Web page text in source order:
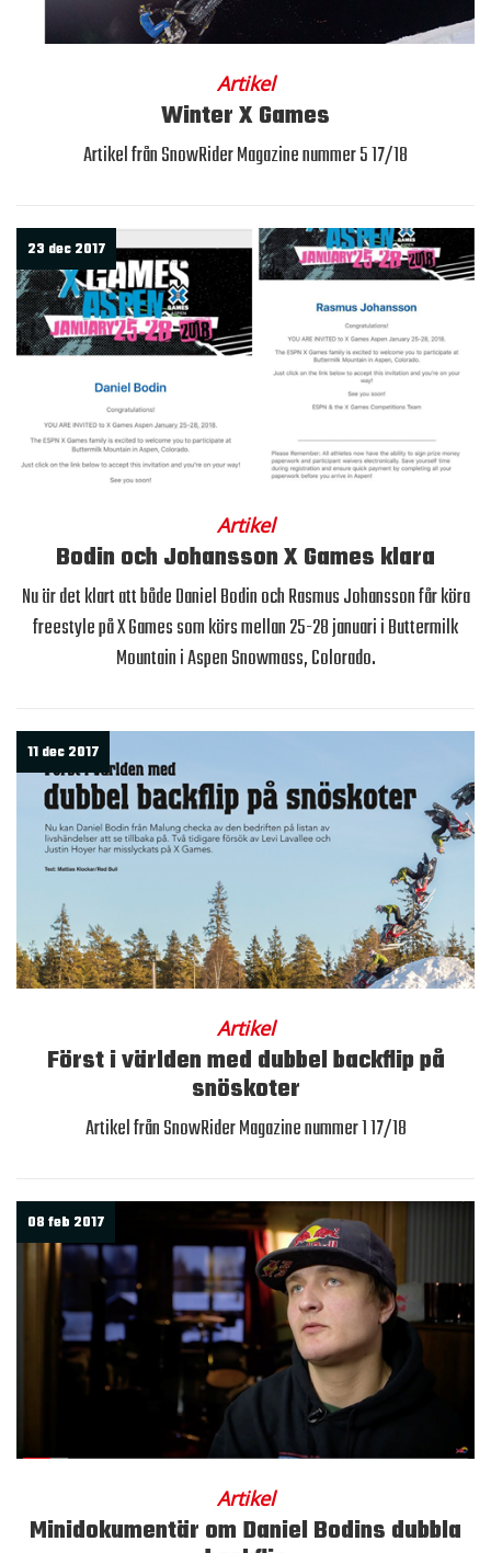
Artikel
Winter X Games
Artikel från SnowRider Magazine nummer 5 17/18
23 dec 2017
Artikel
Bodin och Johansson X Games klara
Nu är det klart att både Daniel Bodin och Rasmus Johansson får köra
freestyle på X Games som körs mellan 25-28 januari i Buttermilk
Mountain i Aspen Snowmass, Colorado.
11 dec 2017
Artikel
Först i världen med dubbel backflip på
snöskoter
Artikel från SnowRider Magazine nummer 1 17/18
08 feb 2017
Artikel
Minidokumentär om Daniel Bodins dubbla